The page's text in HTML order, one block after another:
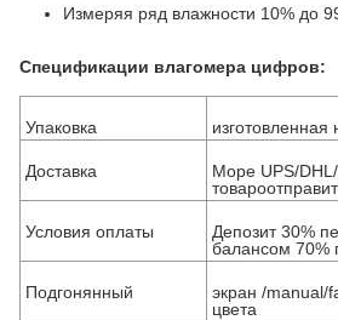
Измеряя ряд влажности 10% до
Спецификации влагомера цифров:
Упаковка изготовленная
Доставка
Море UPS/
Условия оплаты
Депозит 30%
балансом 70%
Подгонянный
экран /manual/
цвета